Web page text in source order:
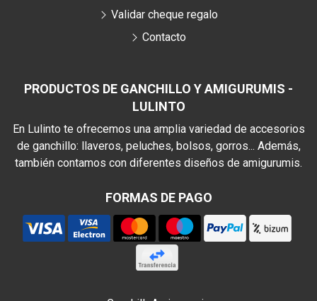
PRODUCTOS DE GANCHILLO Y AMIGURUMIS -
LULINTO
En Lulinto te ofrecemos una amplia variedad de accesorios
de ganchillo: llaveros, peluches, bolsos, gorros... Además,
también contamos con diferentes diseños de amigurumis.
FORMAS DE PAGO
Validar cheque regalo
Contacto